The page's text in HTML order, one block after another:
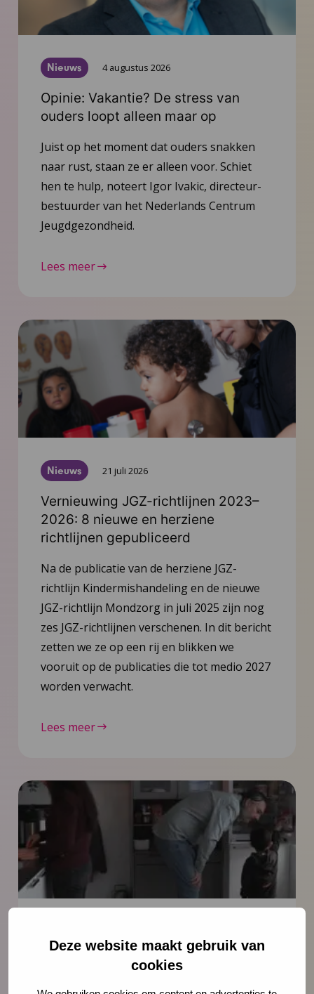
Deze website maakt gebruik van
cookies
Nieuws 4 augustus 2026
Opinie: Vakantie? De stress van
ouders loopt alleen maar op
Juist op het moment dat ouders snakken
naar rust, staan ze er alleen voor. Schiet
hen te hulp, noteert Igor Ivakic, directeur-
bestuurder van het Nederlands Centrum
Jeugdgezondheid.
Lees meer
Nieuws 21 juli 2026
Vernieuwing JGZ-richtlijnen 2023–
2026: 8 nieuwe en herziene
richtlijnen gepubliceerd
Na de publicatie van de herziene JGZ-
richtlijn Kindermishandeling en de nieuwe
JGZ-richtlijn Mondzorg in juli 2025 zijn nog
zes JGZ-richtlijnen verschenen. In dit bericht
zetten we ze op een rij en blikken we
vooruit op de publicaties die tot medio 2027
worden verwacht.
Lees meer
Documentaire Integrale Vroeghulp